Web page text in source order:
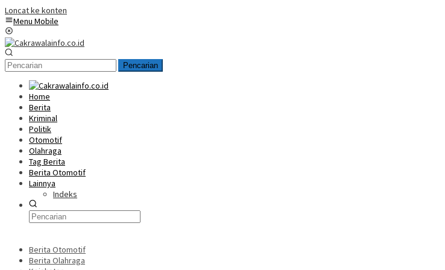
Loncat ke konten
Menu Mobile
Pencarian
Home
Berita
Kriminal
Politik
Otomotif
Olahraga
Tag Berita
Berita Otomotif
Lainnya
Indeks
Berita Otomotif
Berita Olahraga